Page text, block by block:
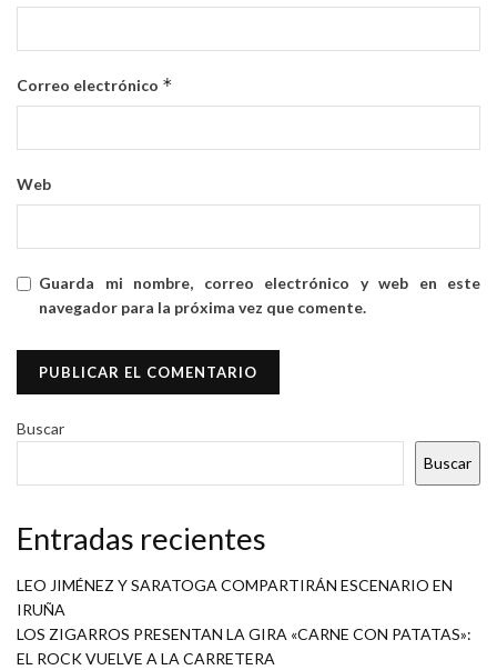
Correo electrónico *
Web
Guarda mi nombre, correo electrónico y web en este
navegador para la próxima vez que comente.
Buscar
Buscar
Entradas recientes
LEO JIMÉNEZ Y SARATOGA COMPARTIRÁN ESCENARIO EN
IRUÑA
LOS ZIGARROS PRESENTAN LA GIRA «CARNE CON PATATAS»:
EL ROCK VUELVE A LA CARRETERA